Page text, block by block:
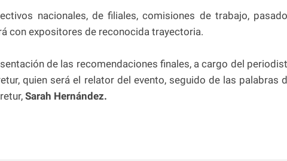
nacionales, de filiales, comisiones de trabajo,
con expositores de reconocida trayectoria.
de las recomendaciones finales, a cargo del
quien será el relator del evento, seguido de las palabras
Sarah Hernández.